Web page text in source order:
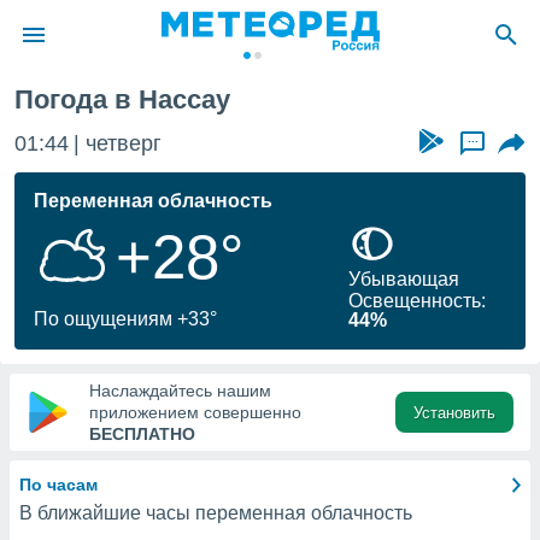
о
Вы можете
к этому
доступ
Погода в Нассау
01:45 четверг ...
Переменная облачность
+28°
По ощущениям +33°
Убывающая
Освещенность:
44%
Наслаждайтесь нашим
приложением совершенно
БЕСПЛАТНО
Установить
По часам
В ближайшие часы переменная облачность